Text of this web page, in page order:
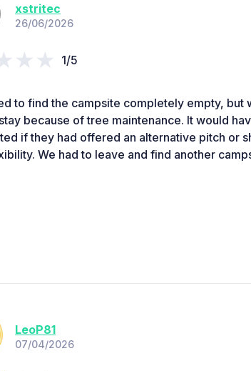
xstritec
26/06/2026
1/5
to find the campsite completely empty, but
because of tree maintenance. It would
if they had offered an alternative pitch or
We had to leave and find another
LeoP81
07/04/2026